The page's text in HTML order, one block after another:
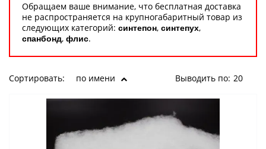
Обращаем ваше внимание, что бесплатная доставка
не распространяется на крупногабаритный товар из
следующих категорий: синтепон, синтепух,
спанбонд, флис.
Сортировать: по имени Выводить по: 20